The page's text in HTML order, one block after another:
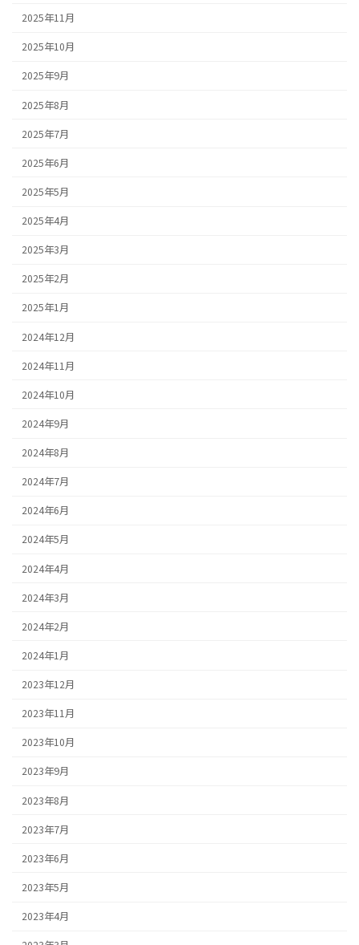
2025年11月
2025年10月
2025年9月
2025年8月
2025年7月
2025年6月
2025年5月
2025年4月
2025年3月
2025年2月
2025年1月
2024年12月
2024年11月
2024年10月
2024年9月
2024年8月
2024年7月
2024年6月
2024年5月
2024年4月
2024年3月
2024年2月
2024年1月
2023年12月
2023年11月
2023年10月
2023年9月
2023年8月
2023年7月
2023年6月
2023年5月
2023年4月